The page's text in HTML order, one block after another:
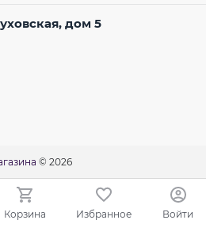
дом 5
© 2026
Корзина Избранное Войти